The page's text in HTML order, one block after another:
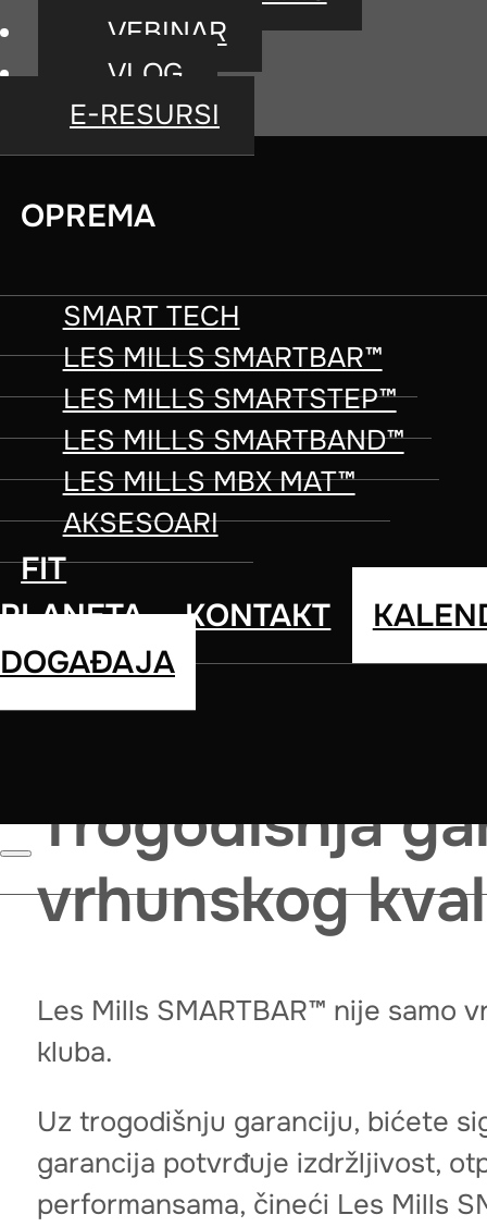
VEBINAR
VLOG
E-RESURSI
OPREMA
SMART TECH
LES MILLS SMARTBAR™
LES MILLS SMARTSTEP™
LES MILLS SMARTBAND™
LES MILLS MBX MAT™
AKSESOARI
FIT
PLANETA
KONTAKT
DOGAĐAJA
Les Mills
Pogledajte kako Les Mills
inspiriše svaki pokret. Simbol
fitnesa.
Trogodišnja
vrhunskog
Les Mills SMARTBAR™ nije samo
kluba.
Uz trogodišnju garanciju, bićete
garancija potvrđuje izdržljivost,
performansama, čineći Les Mills